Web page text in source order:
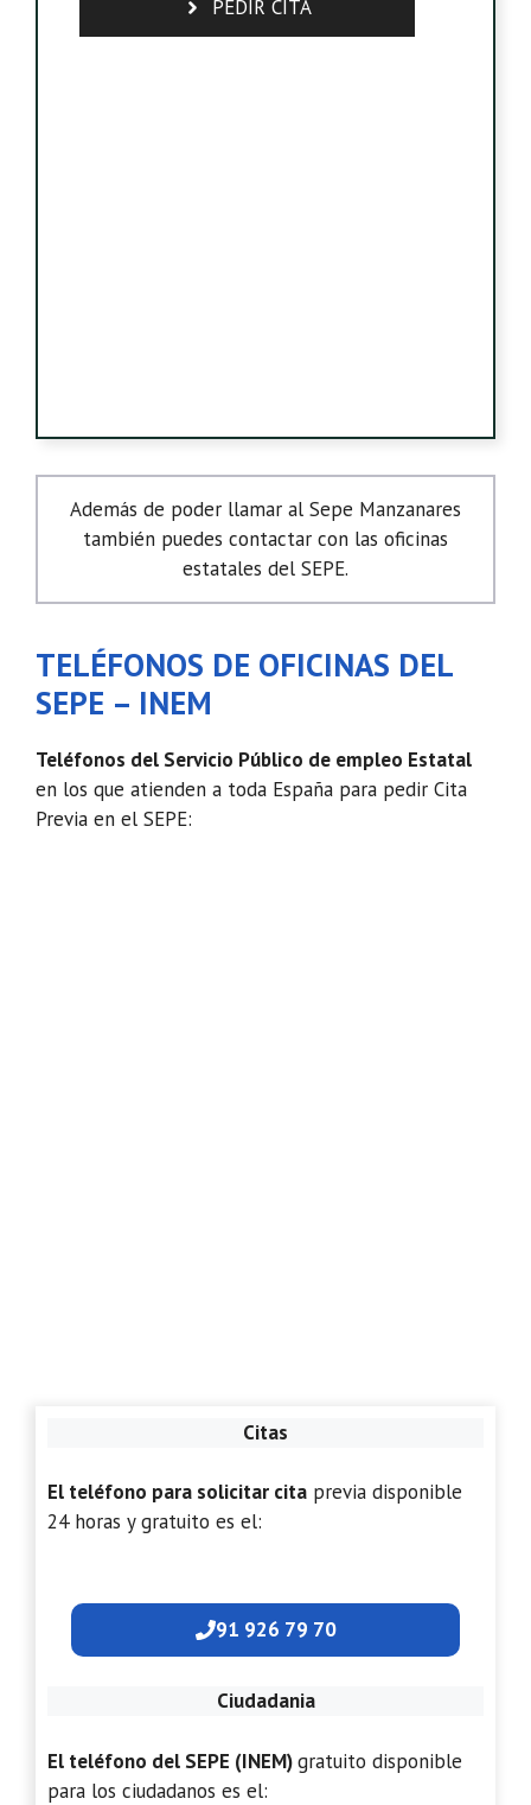
PEDIR CITA
Además de poder llamar al Sepe Manzanares
también puedes contactar con las oficinas
estatales del SEPE.
TELÉFONOS DE OFICINAS DEL
SEPE – INEM
Teléfonos del Servicio Público de empleo Estatal
en los que atienden a toda España para pedir Cita
Previa en el SEPE:
Citas
El teléfono para solicitar cita previa disponible
24 horas y gratuito es el:
91 926 79 70
Ciudadania
El teléfono del SEPE (INEM)gratuito disponible
para los ciudadanos es el: